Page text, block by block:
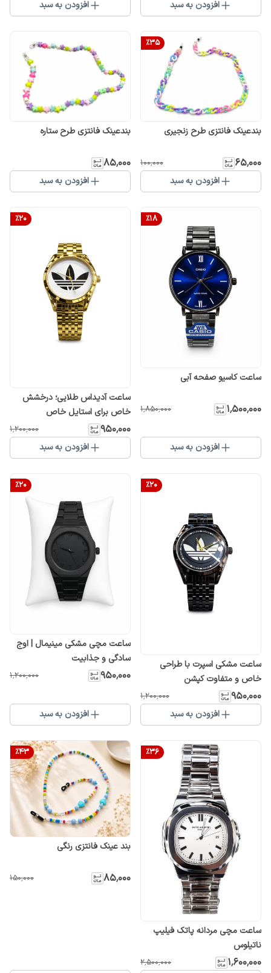
افزودن به سبد افزودن به سبد
%35
بندعینک فانتزی طرح زنجیری
۶۵٬۰۰۰ ۱۰۰٬۰۰۰
افزودن به سبد
بندعینک فانتزی طرح ستاره
۸۵٬۰۰۰
افزودن به سبد
%18
ساعت کاسیو صفحه آبی
۱٬۵۰۰٬۰۰۰ ۱٬۸۵۰٬۰۰۰
افزودن به سبد
%20
ساعت آدیداس طلایی؛ درخشش
خاص برای استایل خاص
۹۵۰٬۰۰۰ ۱٬۲۰۰٬۰۰۰
افزودن به سبد
%20
ساعت مشکی اسپرت با طراحی
خاص و متفاوت کپشن
۹۵۰٬۰۰۰ ۱٬۲۰۰٬۰۰۰
افزودن به سبد
%20
ساعت مچی مشکی مینیمال | اوج
سادگی و جذابیت
۹۵۰٬۰۰۰ ۱٬۲۰۰٬۰۰۰
افزودن به سبد
%36
ساعت مچی مردانه پاتک فیلیپ
ناتیلوس
۱٬۶۰۰٬۰۰۰ ۲٬۵۰۰٬۰۰۰
%43
بند عینک فانتزی رنگی
۸۵٬۰۰۰ ۱۵۰٬۰۰۰